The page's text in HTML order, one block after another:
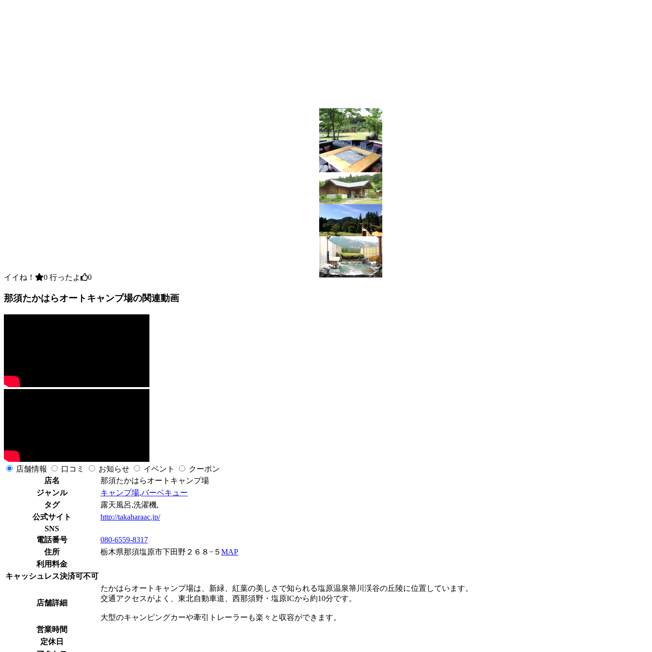
イイね！ 0 行ったよ 0
那須たかはらオートキャンプ場の関連動画
店舗情報 口コミ お知らせ イベント
クーポン
店名
那須たかはらオートキャンプ場
ジャンル
キャンプ場,バーベキュー
タグ
露天風呂,洗濯機,
公式サイト
http://takaharaac.jp/
SNS
電話番号
080-6559-8317
住所
栃木県那須塩原市下田野２６８−５ MAP
利用料金
キャッシュレス決済可不可
店舗詳細
たかはらオートキャンプ場は、新緑、紅葉の美しさで知られる塩原温泉箒川渓谷の丘陵に位置しています。
交通アクセスがよく、東北自動車道、西那須野・塩原ICから約10分です。
大型のキャンピングカーや牽引トレーラーも楽々と収容ができます。
営業時間
定休日